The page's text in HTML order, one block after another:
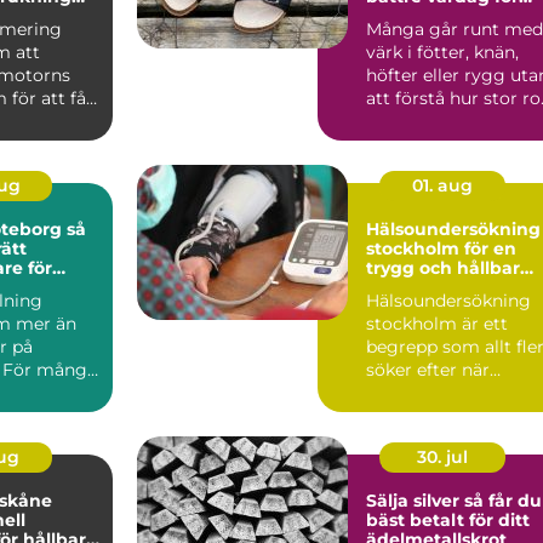
att
för att få
Många går runt med
värk i fötter, knän,
höfter eller rygg
att förstå hur stor
så
för
mer än
på
många
01. aug
Hälsoundersökning
stockholm för en
trygg och hållbar
Hälsoundersökning
stockholm är ett
begrepp som allt fler
söker efter när
krävande ...
30. jul
Sälja silver så får du
bäst betalt för ditt